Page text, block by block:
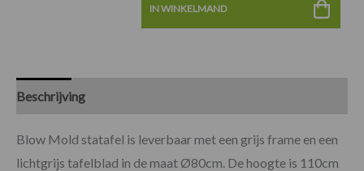
IN WINKELMAND
Beschrijving
Blow Mold statafel is leverbaar met een grijs frame en een
lichtgrijs tafelblad in de maat Ø80cm. De hoogte is 110cm